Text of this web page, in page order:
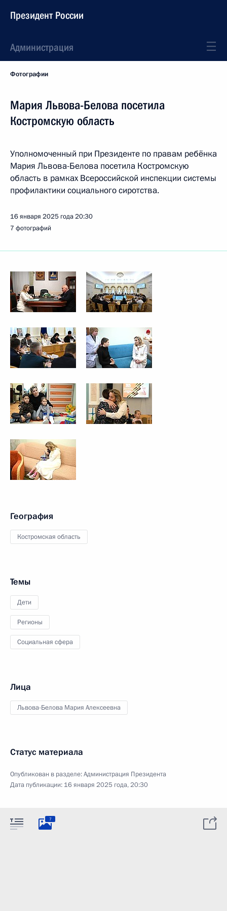
Президент России
Администрация
Фотографии
Мария Львова-Белова посетила
Костромскую область
Уполномоченный при Президенте по правам ребёнка
Мария Львова-Белова посетила Костромскую
область в рамках Всероссийской инспекции системы
профилактики социального сиротства.
16 января 2025 года20:30
7 фотографий
География
Костромская область
Темы
Дети
Регионы
Социальная сфера
Лица
Львова-Белова Мария Алексеевна
Статус материала
Опубликован в разделе:Администрация Президента
Дата публикации: 16 января 2025 года, 20:30
7